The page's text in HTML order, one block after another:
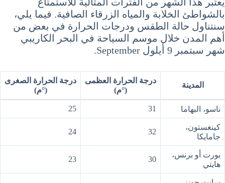
بالشواطئ الخلابة والمياه الزرقاء الصافية. فيما يلي،
سنتناول حالة الطقس ودرجات الحرارة في بعض من
أهم المدن خلال موسم السياحة في البحر الكاريبي
شهر سبتمبر 9 أيلول September.
المدينة
درجة الحرارة العظمى
(°م)
درجة الحرارة الصغرى
(°م)
ناسو، البهاما 31
25
كينغستون،
جامايكا
32
24
بورت أو برنس،
هايتي
30
23